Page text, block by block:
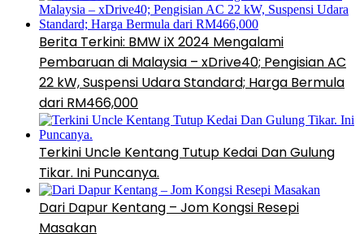
Berita Terkini: BMW iX 2024 Mengalami
Pembaruan di Malaysia – xDrive40; Pengisian AC
22 kW, Suspensi Udara Standard; Harga Bermula
dari RM466,000
Terkini Uncle Kentang Tutup Kedai Dan Gulung
Tikar. Ini Puncanya.
Dari Dapur Kentang – Jom Kongsi Resepi
Masakan